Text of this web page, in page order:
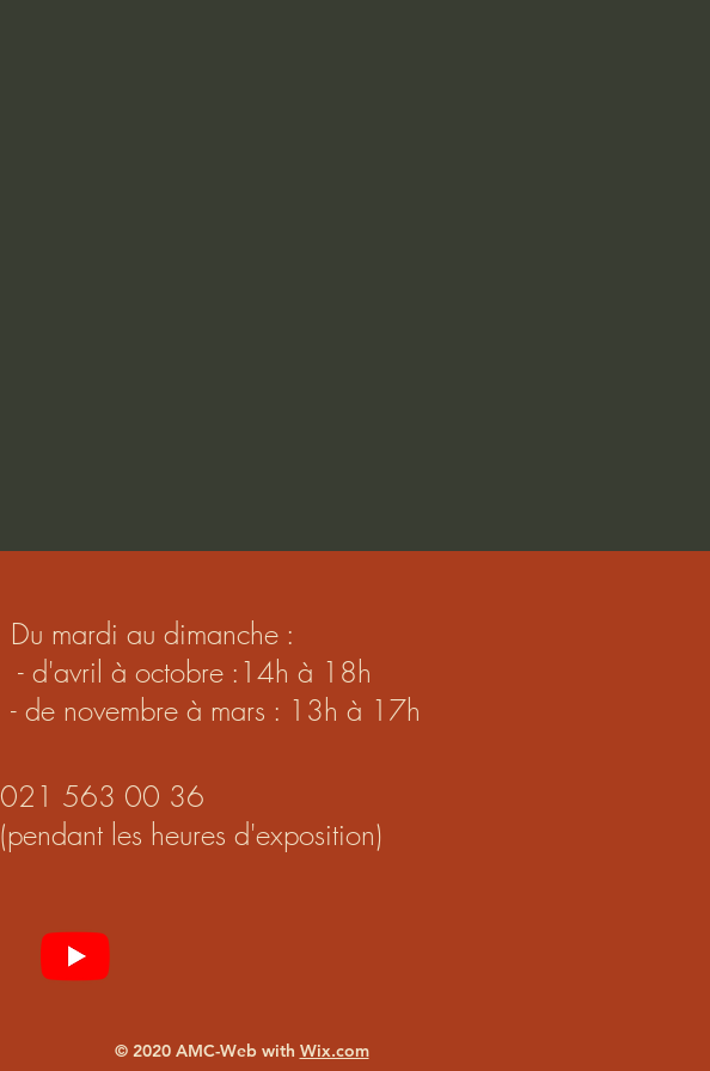
Du mardi au dimanche :
- d'avril à octobre :14h à 18h
- de novembre à mars : 13h à 17h
021 563 00 36
(pendant les heures d'exposition)
© 2020 AMC-Web with Wix.com